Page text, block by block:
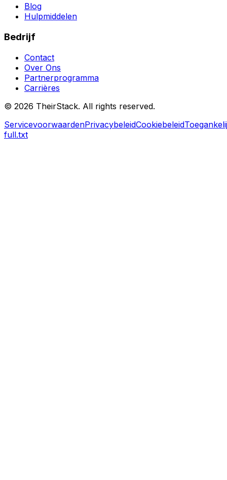
Blog
Hulpmiddelen
Bedrijf
Contact
Over Ons
Partnerprogramma
Carrières
© 2026 TheirStack. All rights reserved.
ServicevoorwaardenPrivacybeleidCookiebeleid
full.txt